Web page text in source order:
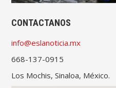
CONTACTANOS
info@eslanoticia.mx
668-137-0915
Los Mochis, Sinaloa, México.